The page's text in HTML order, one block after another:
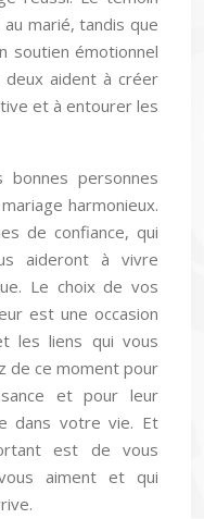
marié, tandis que
soutien émotionnel
aident à créer
et à entourer les
personnes
harmonieux.
de confiance, qui
aideront à vivre
Le choix de vos
est une occasion
les liens qui vous
de ce moment pour
et pour leur
dans votre vie. Et
est de vous
aiment et qui